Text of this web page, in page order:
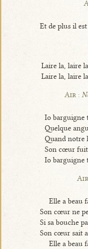
Et de plus il
Laire la, laire
Laire la, laire
Air :
Io barguigne
Quelque
Quand notre
Son cœur fuit
Io barguigne
Elle a beau
Son cœur ne
Si sa bouche
Son cœur sait
Elle a beau